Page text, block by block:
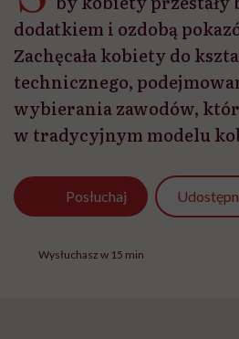
dodatkiem i ozdobą
Zachęcała kobiety do
technicznego,
wybierania zawodów,
w tradycyjnym modelu
Posłuchaj
Wysłuchasz w 15 min